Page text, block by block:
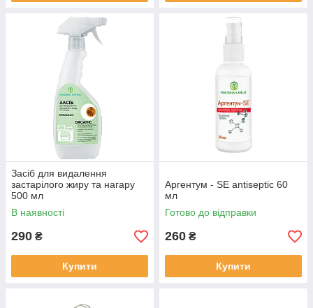
Засіб для видалення
застарілого жиру та нагару
500 мл
В наявності
290 ₴
Купити
Аргентум - SЕ antiseptic 60
мл
Готово до відправки
260 ₴
Купити